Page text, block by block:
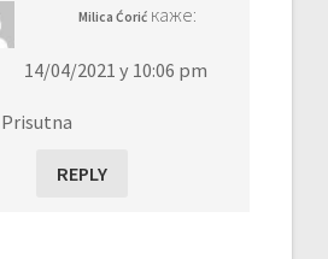
Milica Ćorić каже:
14/04/2021 у 10:06 pm
Prisutna
REPLY